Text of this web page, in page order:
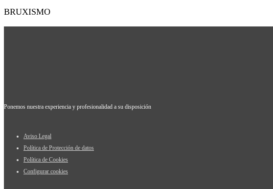
BRUXISMO
Ponemos nuestra experiencia y profesionalidad a su disposición
Aviso Legal
Política de Protección de datos
Política de Cookies
Configurar cookies